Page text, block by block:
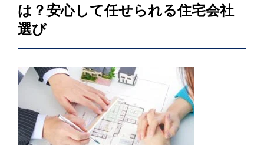
は？安心して任せられる住宅会社
選び